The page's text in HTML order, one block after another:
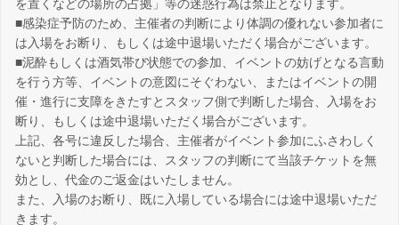
を置くなどの場所の占拠」等の迷惑行為は禁止となります。
■感染症予防のため、主催者の判断により体調の優れない参加者に
は入場をお断り、もしくは途中退場いただく場合がございます。
■泥酔もしくは酒気帯び状態での参加、イベントの妨げとなる言動
を行う方等、イベントの意図にそぐわない、またはイベントの開
催・進行に支障をきたすとスタッフ側で判断した場合、入場をお
断り、もしくは途中退場いただく場合がございます。
上記、各号に違反した場合、主催者がイベント参加にふさわしく
ないと判断した場合には、スタッフの判断にて当該チケットを無
効とし、代金のご返金はいたしません。
また、入場のお断り、既に入場している場合には途中退場いただ
きます。